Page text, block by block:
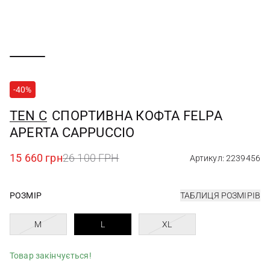
-40%
TEN C СПОРТИВНА КОФТА FELPA
APERTA CAPPUCCIO
15 660 грн26 100 ГРН Артикул: 2239456
РОЗМІР ТАБЛИЦЯ РОЗМІРІВ
M L XL
Товар закінчується!